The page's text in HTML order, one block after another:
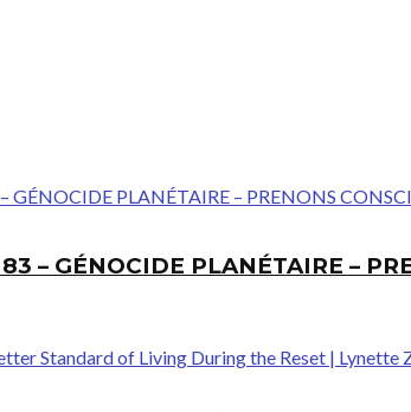
– GÉNOCIDE PLANÉTAIRE –